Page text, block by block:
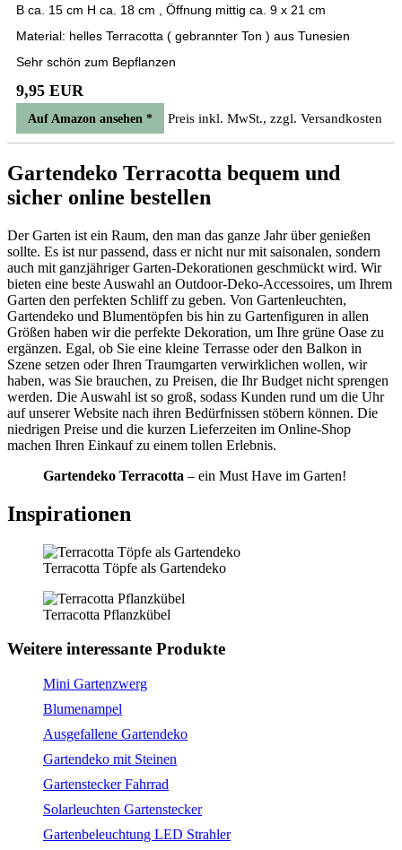
B ca. 15 cm H ca. 18 cm , Öffnung mittig ca. 9 x 21 cm
Material: helles Terracotta ( gebrannter Ton ) aus Tunesien
Sehr schön zum Bepflanzen
9,95 EUR
Auf Amazon ansehen * Preis inkl. MwSt., zzgl. Versandkosten
Gartendeko Terracotta bequem und
sicher online bestellen
Der Garten ist ein Raum, den man das ganze Jahr über genießen
sollte. Es ist nur passend, dass er nicht nur mit saisonalen, sondern
auch mit ganzjähriger Garten-Dekorationen geschmückt wird. Wir
bieten eine beste Auswahl an Outdoor-Deko-Accessoires, um Ihrem
Garten den perfekten Schliff zu geben. Von Gartenleuchten,
Gartendeko und Blumentöpfen bis hin zu Gartenfiguren in allen
Größen haben wir die perfekte Dekoration, um Ihre grüne Oase zu
ergänzen. Egal, ob Sie eine kleine Terrasse oder den Balkon in
Szene setzen oder Ihren Traumgarten verwirklichen wollen, wir
haben, was Sie brauchen, zu Preisen, die Ihr Budget nicht sprengen
werden. Die Auswahl ist so groß, sodass Kunden rund um die Uhr
auf unserer Website nach ihren Bedürfnissen stöbern können. Die
niedrigen Preise und die kurzen Lieferzeiten im Online-Shop
machen Ihren Einkauf zu einem tollen Erlebnis.
Gartendeko Terracotta – ein Must Have im Garten!
Inspirationen
Terracotta Töpfe als Gartendeko
Terracotta Pflanzkübel
Weitere interessante Produkte
Mini Gartenzwerg
Blumenampel
Ausgefallene Gartendeko
Gartendeko mit Steinen
Gartenstecker Fahrrad
Solarleuchten Gartenstecker
Gartenbeleuchtung LED Strahler